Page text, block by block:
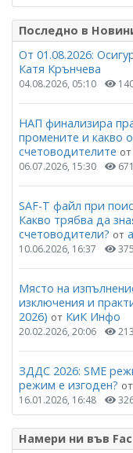
Последно в
От 01.08.2026:
Катя Крънчева
04.08.2026, 05:10
НАП финализира
промените и какво
счетоводителите от
06.07.2026, 15:30
SAF-T файл при
Какво трябва да
счетоводители? от
10.06.2026, 16:37
Място на
изключения и
2026) от КиК Инфо
20.02.2026, 20:06
ЗДДС 2026: SME
режим е изгоден? от
16.01.2026, 16:48
Намери ни във